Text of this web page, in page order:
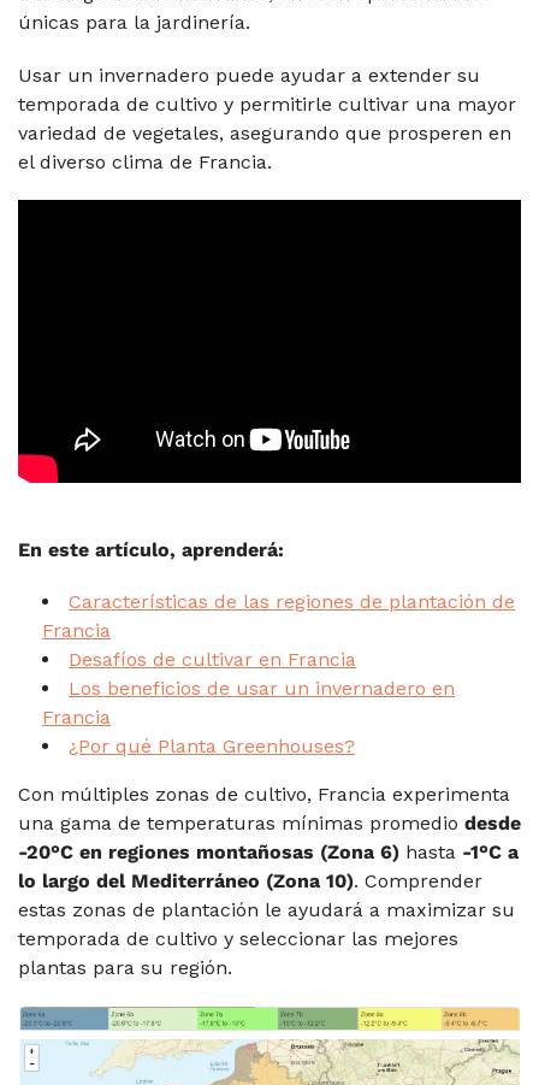
únicas para la jardinería.
Usar un invernadero puede ayudar a extender su
temporada de cultivo y permitirle cultivar una mayor
variedad de vegetales, asegurando que prosperen en
el diverso clima de Francia.
En este artículo, aprenderá:
Características de las regiones de plantación de
Francia
Desafíos de cultivar en Francia
Los beneficios de usar un invernadero en
Francia
¿Por qué Planta Greenhouses?
Con múltiples zonas de cultivo, Francia experimenta
una gama de temperaturas mínimas promedio desde
-20°C en regiones montañosas (Zona 6) hasta -1°C a
lo largo del Mediterráneo (Zona 10). Comprender
estas zonas de plantación le ayudará a maximizar su
temporada de cultivo y seleccionar las mejores
plantas para su región.